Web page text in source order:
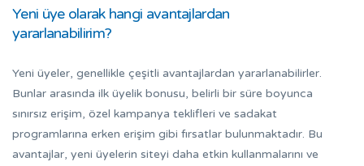
Yeni üye olarak hangi avantajlardan
yararlanabilirim?
Yeni üyeler, genellikle çeşitli avantajlardan yararlanabilirler.
Bunlar arasında ilk üyelik bonusu, belirli bir süre boyunca
sınırsız erişim, özel kampanya teklifleri ve sadakat
programlarına erken erişim gibi fırsatlar bulunmaktadır. Bu
avantajlar, yeni üyelerin siteyi daha etkin kullanmalarını ve